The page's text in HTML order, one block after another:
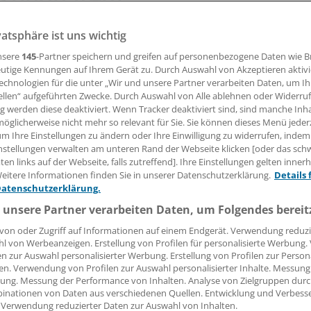
Bisphosphonaten bei Arthrose des Kniegelenks ist
könnten die Osteoporosemittel zum Gelenkerhalt
Leserin, lieber Leser,
Beitrag können Sie lesen, sobald Sie sich
Jetzt anmelden »
Kostenlos
vergessen?
Problem beim Login?
ist mit wenigen Klicks erledigt und kostenlos.
des kostenlosen Login:
Analysen, Hintergründe und Infografiken
Interviews und Praxis-Tipps
auf allemedizinischen Berichte und Kommentare
ist uns wichtig
145-Partner speichern und greifen auf personenbezogene Daten wie
Kennungen auf Ihrem Gerät zu. Durch Auswahl von Akzeptieren
für die unter „Wir und unsere Partner verarbeiten Daten, um
aufgeführten Zwecke. Durch Auswahl von Alle ablehnen oder
werden diese deaktiviert. Wenn Tracker deaktiviert sind, sind manche
nicht mehr so relevant für Sie. Sie können dieses Menü
Ihre Einstellungen zu ändern oder Ihre Einwilligung zu widerrufen,
verwalten am unteren Rand der Webseite klicken [oder das
links auf der Webseite, falls zutreffend]. Ihre Einstellungen gelten
Informationen finden Sie in unserer Datenschutzerklärung. Details
Partner verarbeiten Daten, um Folgendes
oder Zugriff auf Informationen auf einem Endgerät. Verwendung
von Werbeanzeigen. Erstellung von Profilen für personalisierte
zur Auswahl personalisierter Werbung. Erstellung von Profilen zur
Verwendung von Profilen zur Auswahl personalisierter Inhalte.
Messung der Performance von Inhalten. Analyse von Zielgruppen
von Daten aus verschiedenen Quellen. Entwicklung und
reduzierter Daten zur Auswahl von Inhalten.